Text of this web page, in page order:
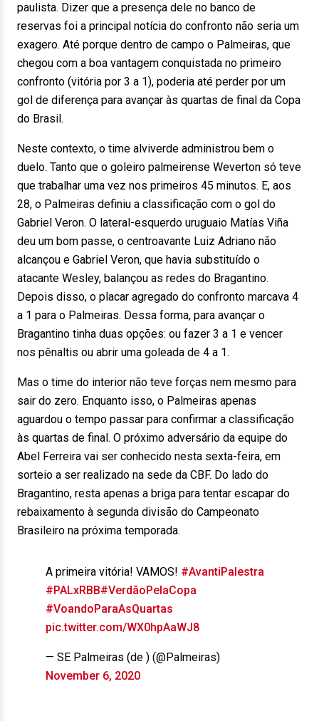
paulista. Dizer que a presença dele no banco de
reservas foi a principal notícia do confronto não seria um
exagero. Até porque dentro de campo o Palmeiras, que
chegou com a boa vantagem conquistada no primeiro
confronto (vitória por 3 a 1), poderia até perder por um
gol de diferença para avançar às quartas de final da Copa
do Brasil.
Neste contexto, o time alviverde administrou bem o
duelo. Tanto que o goleiro palmeirense Weverton só teve
que trabalhar uma vez nos primeiros 45 minutos. E, aos
28, o Palmeiras definiu a classificação com o gol do
Gabriel Veron. O lateral-esquerdo uruguaio Matías Viña
deu um bom passe, o centroavante Luiz Adriano não
alcançou e Gabriel Veron, que havia substituído o
atacante Wesley, balançou as redes do Bragantino.
Depois disso, o placar agregado do confronto marcava 4
a 1 para o Palmeiras. Dessa forma, para avançar o
Bragantino tinha duas opções: ou fazer 3 a 1 e vencer
nos pênaltis ou abrir uma goleada de 4 a 1.
Mas o time do interior não teve forças nem mesmo para
sair do zero. Enquanto isso, o Palmeiras apenas
aguardou o tempo passar para confirmar a classificação
às quartas de final. O próximo adversário da equipe do
Abel Ferreira vai ser conhecido nesta sexta-feira, em
sorteio a ser realizado na sede da CBF. Do lado do
Bragantino, resta apenas a briga para tentar escapar do
rebaixamento à segunda divisão do Campeonato
Brasileiro na próxima temporada.
A primeira vitória! VAMOS! #AvantiPalestra
#PALxRBB#VerdãoPelaCopa
#VoandoParaAsQuartas
pic.twitter.com/WX0hpAaWJ8
— SE Palmeiras (de ) (@Palmeiras)
November 6, 2020